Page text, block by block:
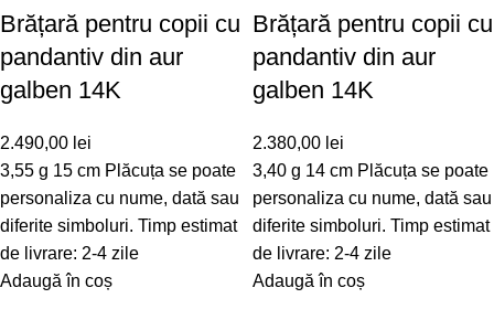
Brățară pentru copii cu
pandantiv din aur
galben 14K
2.490,00 lei
3,55 g 15 cm Plăcuța se poate
personaliza cu nume, dată sau
diferite simboluri. Timp estimat
de livrare: 2-4 zile
Adaugă în coș
Brățară pentru copii cu
pandantiv din aur
galben 14K
2.380,00 lei
3,40 g 14 cm Plăcuța se poate
personaliza cu nume, dată sau
diferite simboluri. Timp estimat
de livrare: 2-4 zile
Adaugă în coș